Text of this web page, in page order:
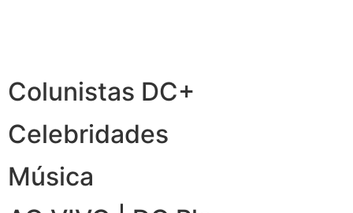
Colunistas DC+
Celebridades
Música